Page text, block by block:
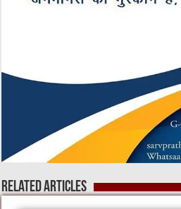
Related Articles